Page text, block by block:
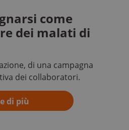
come
dei malati di
di una campagna
dei collaboratori.
di più